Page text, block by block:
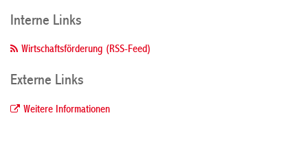
Interne Links
Wirtschaftsförderung (RSS-Feed)
Externe Links
Weitere Informationen